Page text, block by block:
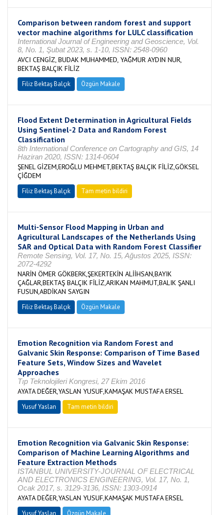
Comparison between random forest and support
vector machine algorithms for LULC classification
International Journal of Engineering and Geoscience, Vol.
8, No. 1, Şubat 2023, s. 1-10, ISSN: 2548-0960
AVCI CENGİZ, BUDAK MUHAMMED, YAĞMUR AYDIN NUR,
BEKTAŞ BALÇIK FİLİZ
Filiz Bektaş Balçık Özgün Makale
Flood Extent Determination in Agricultural Fields
Using Sentinel-2 Data and Random Forest
Classification
8th International Conference on Cartography and GIS, 14
Haziran 2020, ISSN: 1314-0604
ŞENEL GİZEM,EROĞLU MEHMET,BEKTAŞ BALÇIK FİLİZ,GÖKSEL
ÇİĞDEM
Filiz Bektaş Balçık Tam metin bildiri
Multi-Sensor Flood Mapping in Urban and
Agricultural Landscapes of the Netherlands Using
SAR and Optical Data with Random Forest Classifier
Remote Sensing, Vol. 17, No. 15, Ağustos 2025, ISSN:
2072-4292
NARİN ÖMER GÖKBERK,ŞEKERTEKİN ALİİHSAN,BAYIK
ÇAĞLAR,BEKTAŞ BALÇIK FİLİZ,ARIKAN MAHMUT,BALIK ŞANLI
FUSUN,ABDİKAN SAYGIN
Filiz Bektaş Balçık Özgün Makale
Emotion Recognition via Random Forest and
Galvanic Skin Response: Comparison of Time Based
Feature Sets, Window Sizes and Wavelet
Approaches
Tıp Teknolojileri Kongresi, 27 Ekim 2016
AYATA DEĞER,YASLAN YUSUF,KAMAŞAK MUSTAFA ERSEL
Yusuf Yaslan Tam metin bildiri
Emotion Recognition via Galvanic Skin Response:
Comparison of Machine Learning Algorithms and
Feature Extraction Methods
ISTANBUL UNIVERSITY-JOURNAL OF ELECTRICAL
AND ELECTRONICS ENGINEERING, Vol. 17, No. 1,
Ocak 2017, s. 3129-3136, ISSN: 1303-0914
AYATA DEĞER,YASLAN YUSUF,KAMAŞAK MUSTAFA ERSEL
Yusuf Yaslan Özgün Makale